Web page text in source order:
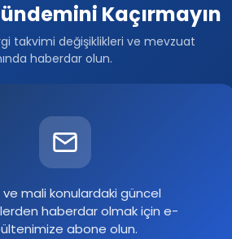
Kaçırmayın
takvimi değişiklikleri ve mevzuat
haberdar olun.
ve mali konulardaki güncel
haberdar olmak için e-
abone olun.